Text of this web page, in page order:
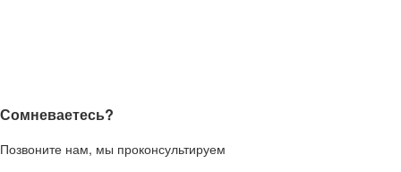
Сомневаетесь?
Позвоните нам, мы проконсультируем